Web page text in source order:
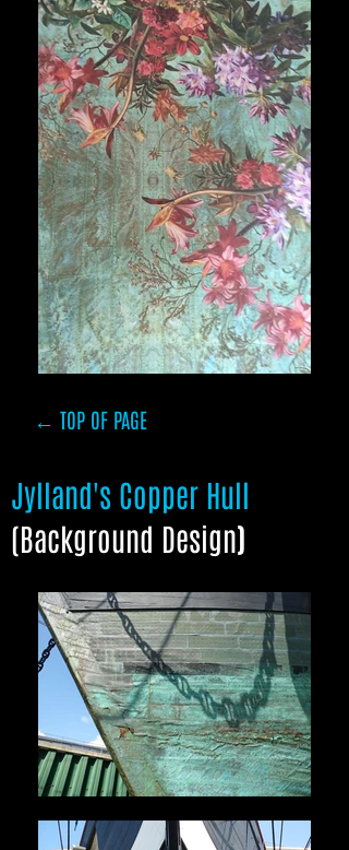
← TOP OF PAGE
Jylland's Copper Hull
(Background Design)